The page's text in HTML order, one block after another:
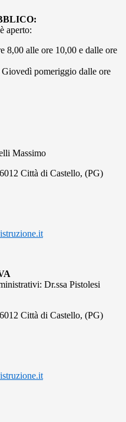
aperto:
8,00 alle ore 10,00 e dalle ore
pomeriggio dalle ore
Massimo
Città di Castello, (PG)
Dr.ssa Pistolesi
Città di Castello, (PG)